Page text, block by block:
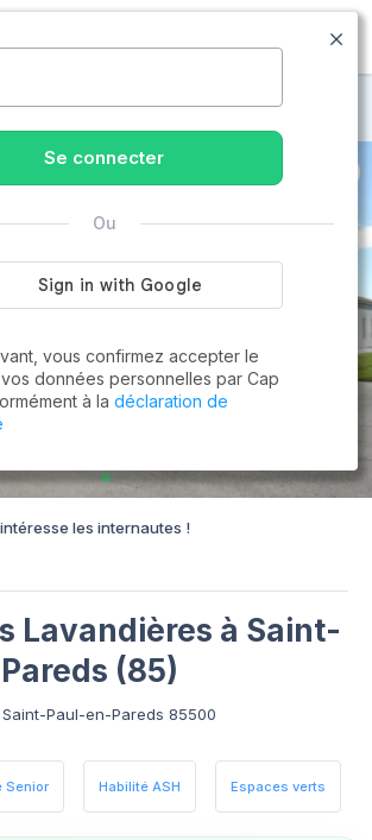
MENU
à Saint-Paul-en-Pareds
les internautes !
Lavandières à Saint-
(85)
Paul-en-Pareds 85500
Senior Habilité ASH Espaces verts
Se connecter
Ou
vous confirmez accepter le
données personnelles par Cap
à la déclaration de